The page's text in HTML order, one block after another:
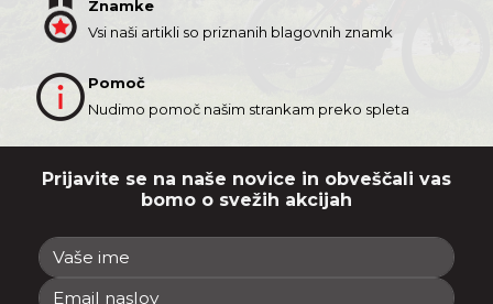
Znamke
Vsi naši artikli so priznanih blagovnih znamk
Pomoč
Nudimo pomoč našim strankam preko spleta
Prijavite se na naše novice in obveščali vas
bomo o svežih akcijah